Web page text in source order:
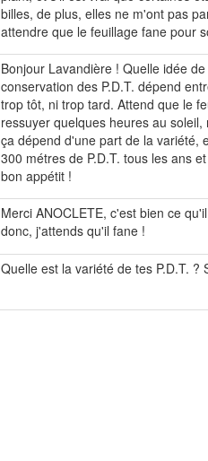
billes, de plus, elles ne m'ont pas
attendre que le feuillage fane pour
Bonjour Lavandière ! Quelle idée
conservation des P.D.T. dépend
trop tôt, ni trop tard. Attend que le
ressuyer quelques heures au
ça dépend d'une part de la variété,
300 métres de P.D.T. tous les ans
bon appétit !
Merci ANOCLETE, c'est bien ce
donc, j'attends qu'il fane !
Quelle est la variété de tes P.D.T.